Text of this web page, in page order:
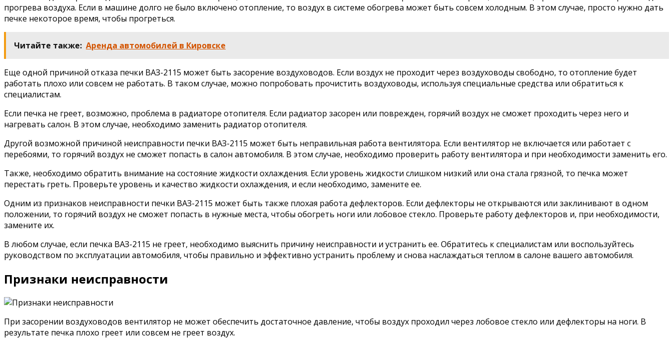
прогрева воздуха. Если в машине долго не было включено отопление, то воздух в системе обогрева может быть совсем холодным. В этом случае, просто нужно дать
печке некоторое время, чтобы прогреться.
Читайте также: Аренда автомобилей в Кировске
Еще одной причиной отказа печки ВАЗ-2115 может быть засорение воздуховодов. Если воздух не проходит через воздуховоды свободно, то отопление будет
работать плохо или совсем не работать. В таком случае, можно попробовать прочистить воздуховоды, используя специальные средства или обратиться к
специалистам.
Если печка не греет, возможно, проблема в радиаторе отопителя. Если радиатор засорен или поврежден, горячий воздух не сможет проходить через него и
нагревать салон. В этом случае, необходимо заменить радиатор отопителя.
Другой возможной причиной неисправности печки ВАЗ-2115 может быть неправильная работа вентилятора. Если вентилятор не включается или работает с
перебоями, то горячий воздух не сможет попасть в салон автомобиля. В этом случае, необходимо проверить работу вентилятора и при необходимости заменить его.
Также, необходимо обратить внимание на состояние жидкости охлаждения. Если уровень жидкости слишком низкий или она стала грязной, то печка может
перестать греть. Проверьте уровень и качество жидкости охлаждения, и если необходимо, замените ее.
Одним из признаков неисправности печки ВАЗ-2115 может быть также плохая работа дефлекторов. Если дефлекторы не открываются или заклинивают в одном
положении, то горячий воздух не сможет попасть в нужные места, чтобы обогреть ноги или лобовое стекло. Проверьте работу дефлекторов и, при необходимости,
замените их.
В любом случае, если печка ВАЗ-2115 не греет, необходимо выяснить причину неисправности и устранить ее. Обратитесь к специалистам или воспользуйтесь
руководством по эксплуатации автомобиля, чтобы правильно и эффективно устранить проблему и снова наслаждаться теплом в салоне вашего автомобиля.
Признаки неисправности
При засорении воздуховодов вентилятор не может обеспечить достаточное давление, чтобы воздух проходил через лобовое стекло или дефлекторы на ноги. В
результате печка плохо греет или совсем не греет воздух.